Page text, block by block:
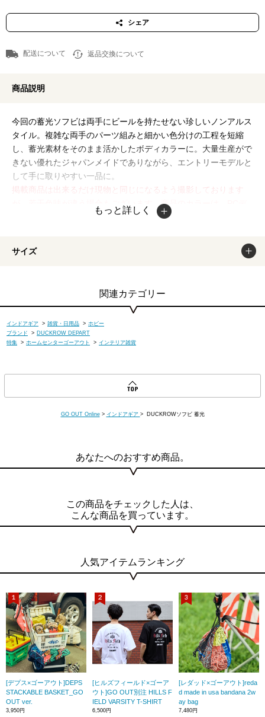
シェア
配送について 返品交換について
商品説明
今回の蓄光ソフビは両手にビールを持たせない珍しいノンアルス
タイル。複雑な両手のパーツ組みと細かい色分けの工程を短縮
し、蓄光素材をそのまま活かしたボディカラーに。大量生産がで
きない優れたジャパンメイドでありながら、エントリーモデルと
して手に取りやすい一品に。
掲載商品は出来るだけ現物と同じになるよう撮影しております
が、若干色味が違う場合もございます。商品のカラーは、PCデ
ィスプレイの性質上、実際の色と異なって見える場合がございま
もっと詳しく
サイズ
関連カテゴリー
インドアギア > 雑貨・日用品 > ホビー
ブランド
> DUCKROW DEPART
特集 > ホームセンターゴーアウト > インテリア雑貨
GO OUT Online > インドアギア > DUCKROWソフビ 蓄光
あなたへのおすすめ商品。
この商品をチェックした人は、
こんな商品を買っています。
人気アイテムランキング
[デプス×ゴーアウト]DEPS
STACKABLE BASKET_GO
OUT ver.
3,950円
[ヒルズフィールド×ゴーア
ウト]GO OUT別注 HILLS F
IELD VARSITY T-SHIRT
6,500円
[レダッド×ゴーアウト]reda
d made in usa bandana 2w
ay bag
7,480円